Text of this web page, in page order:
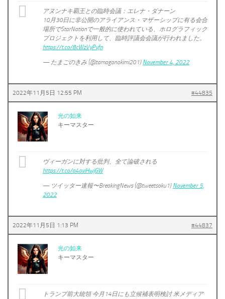
アヌンナキ覇王との臨時会議：エレナ・ダナーン
10月30日に非公開のアライアンス・マザーシップに有る会合
場所でStarNationで一般的に使われている、ホログラフィック
プロジェクトを利用して、臨時評議会会議が行われました。
https://t.co/8cWzVyPvfn
— たまごのきみ (@tamagonokimi201) November 4, 2022
2022年11月5日 12:55 PM #44835
光の如来
キーマスター
ヴィーガンに対する批判、全て論破される
https://t.co/a4oviHwjGW
— ツイッター速報〜BreakingNews (@tweetsoku1) November 5,
2022
2022年11月5日 1:13 PM #44837
光の如来
キーマスター
トランプ前大統領 今月14日にも立候補表明検討 米メディア